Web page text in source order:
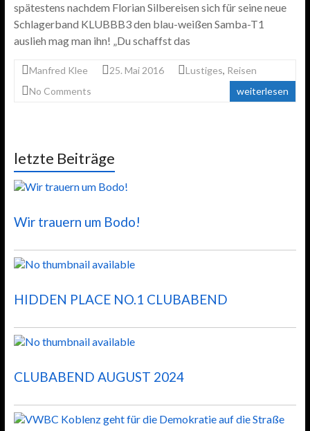
spätestens nachdem Florian Silbereisen sich für seine neue
Schlagerband KLUBBB3 den blau-weißen Samba-T1
auslieh mag man ihn! „Du schaffst das
Manfred Klee 25. Mai 2016 Lustiges, Reisen
No Comments
weiterlesen
letzte Beiträge
Wir trauern um Bodo!
HIDDEN PLACE NO.1 CLUBABEND
CLUBABEND AUGUST 2024